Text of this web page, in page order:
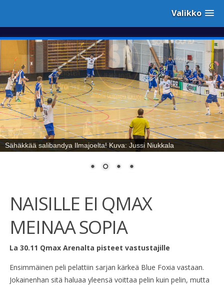
Valikko
Sähäkkää salibandya Ilmajoelta! Kuva: Jussi Niukkala
NAISILLE EI QMAX
MEINAA SOPIA
La 30.11 Qmax Arenalta pisteet vastustajille
Ensimmäinen peli pelattiin sarjan kärkeä Blue Foxia vastaan.
Jokainenhan sitä haluaa yleensä voittaa pelin kuin pelin, mutta